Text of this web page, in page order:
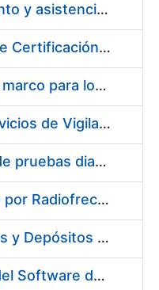
Servicio de mantenimiento y asistencia técnica de equipos audiovisuales y alquiler de equipos de sonido y video y de interpretación simultánea en las instalaciones de la FNMT-RCM en Madrid
Servicio de Auditorías de Certificación de los sistemas de gestión de la FNMT-RCM
Suscripción de acuerdo marco para los Servicios de Catering y Almuerzos Protocolarios para eventos celebrados en la Real Casa de la Moneda – Fábrica Nacional de Moneda y Timbre
Contratación de los Servicios de Vigilancia de la Salud Individual y Colectiva y diversas actividades preventivas y sanitarias
Servicio de realización de pruebas diagnósticas de COVID-19
Equipo de Identificación por Radiofrecuencia (RFID)
Suministro de Cartuchos y Depósitos de Tinta Originales para Impresoras
Suscripción y Soporte del Software de Diseño Carveco